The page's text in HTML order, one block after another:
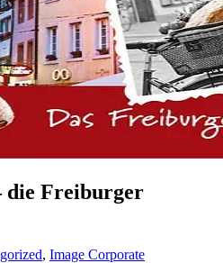
die Freiburger
, Image Corporate